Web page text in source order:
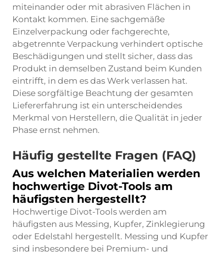
miteinander oder mit abrasiven Flächen in
Kontakt kommen. Eine sachgemäße
Einzelverpackung oder fachgerechte,
abgetrennte Verpackung verhindert optische
Beschädigungen und stellt sicher, dass das
Produkt in demselben Zustand beim Kunden
eintrifft, in dem es das Werk verlassen hat.
Diese sorgfältige Beachtung der gesamten
Liefererfahrung ist ein unterscheidendes
Merkmal von Herstellern, die Qualität in jeder
Phase ernst nehmen.
Häufig gestellte Fragen (FAQ)
Aus welchen Materialien werden
hochwertige Divot-Tools am
häufigsten hergestellt?
Hochwertige Divot-Tools werden am
häufigsten aus Messing, Kupfer, Zinklegierung
oder Edelstahl hergestellt. Messing und Kupfer
sind insbesondere bei Premium- und